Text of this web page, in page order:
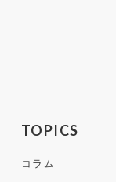
TOPICS
コラム